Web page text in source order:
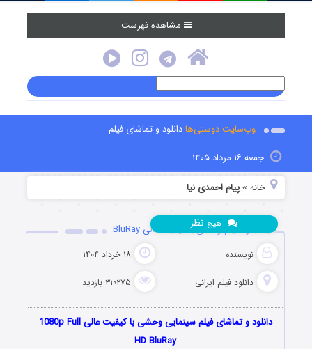
مشاهده فهرست
وب‌سایت دوستی‌هادانلود و تماشای فیلم
جمعه ۱۶ مرداد ۱۴۰۵
خانه »پیام احمدی نیا
دانلود فیلم وحشی با کیفیت عالی BluRay
نویسنده ۱۸ خرداد ۱۴۰۴
دانلود فیلم‌ ایرانی ۳۱۰۲۷۵ بازدید
هیچ نظر
دانلود و تماشای فیلم سینمایی وحشی با کیفیت عالی 1080p Full
HD BluRay